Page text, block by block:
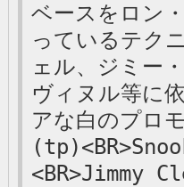
ベースをロン
っているテク
ェル、ジミー
ヴィヌル等に
アな白のプロ
<BR>Jimmy